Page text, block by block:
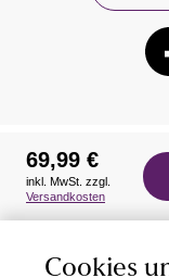
69,99 €
inkl. MwSt. zzgl.
Versandkosten
Cookies